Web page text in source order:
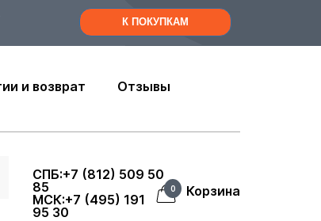
К ПОКУПКАМ
и возврат
Отзывы
СПБ:+7 (812) 509 50
85
МСК:+7 (495) 191
95 30
0 Корзина